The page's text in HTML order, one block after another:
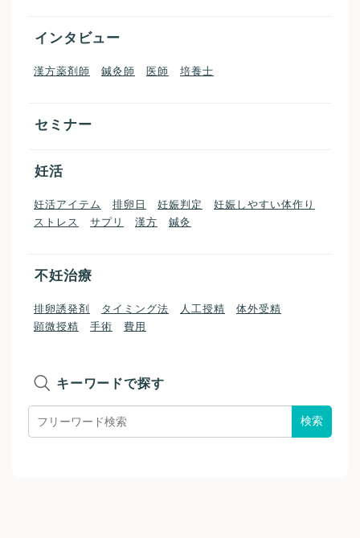
インタビュー
漢方薬剤師 鍼灸師 医師 培養士
セミナー
妊活
妊活アイテム 排卵日 妊娠判定
妊娠しやすい体作り
ストレス
サプリ 漢方 鍼灸
不妊治療
排卵誘発剤 タイミング法 人工授精
体外受精
顕微授精
手術 費用
キーワードで探す